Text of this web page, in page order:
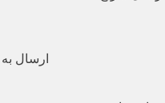
ارسال